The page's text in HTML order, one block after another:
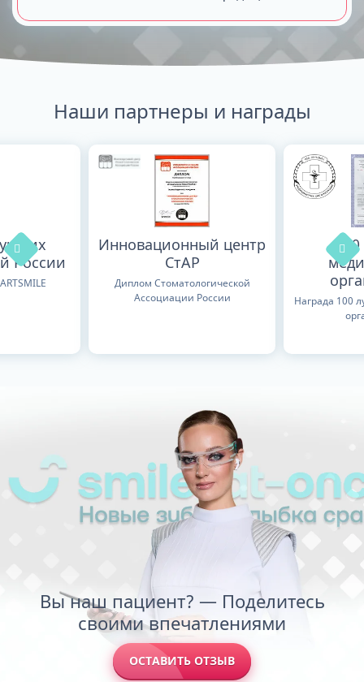
Наши партнеры и награды
России
Инновационный центр
СтАР
Диплом Стоматологической
Ассоциации России
Награда 100
Вы наш пациент? — Поделитесь
своими впечатлениями
ОСТАВИТЬ ОТЗЫВ